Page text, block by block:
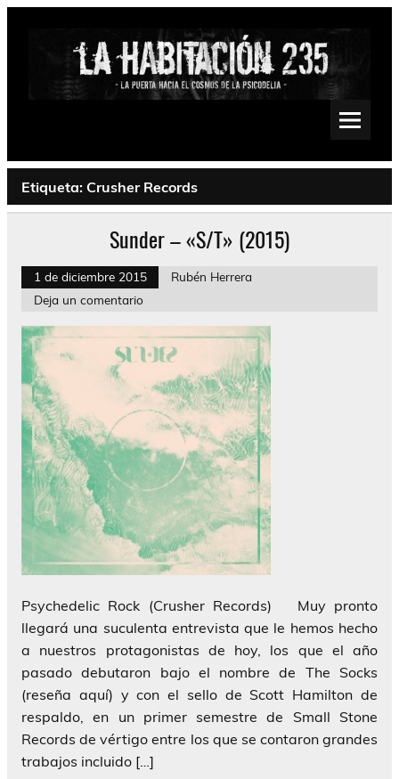
Saltar
Psychedelic, Stoner, Doom, Sludge, Fuzz, Space, Drone
Etiqueta: Crusher Records
Sunder – «S/T» (2015)
1 de diciembre 2015
Rubén Herrera
Deja un comentario
Psychedelic Rock (Crusher Records) Muy pronto
llegará una suculenta entrevista que le hemos hecho
a nuestros protagonistas de hoy, los que el año
pasado debutaron bajo el nombre de The Socks
(reseña aquí) y con el sello de Scott Hamilton de
respaldo, en un primer semestre de Small Stone
Records de vértigo entre los que se contaron grandes
trabajos incluido […]